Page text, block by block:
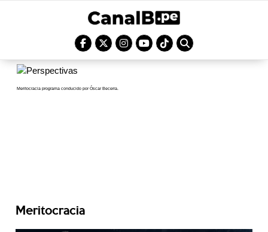
Meritocracia programa conducido por Óscar Becerra.
Meritocracia